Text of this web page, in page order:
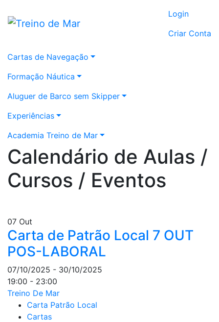
Login
Criar Conta
Cartas de Navegação
Formação Náutica
Aluguer de Barco sem Skipper
Experiências
Academia Treino de Mar
Calendário de Aulas /
Cursos / Eventos
07 Out
Carta de Patrão Local 7 OUT
POS-LABORAL
07/10/2025 - 30/10/2025
19:00 - 23:00
Treino De Mar
Carta Patrão Local
Cartas